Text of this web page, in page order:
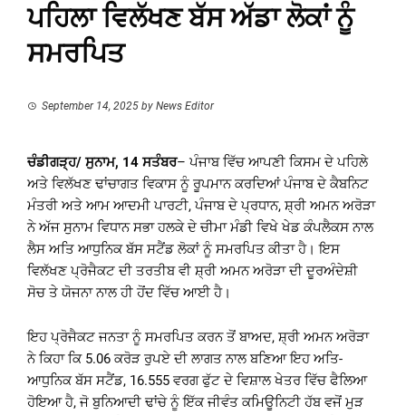
ਪਹਿਲਾ ਵਿਲੱਖਣ ਬੱਸ ਅੱਡਾ ਲੋਕਾਂ ਨੂੰ
ਸਮਰਪਿਤ
September 14, 2025 by News Editor
ਚੰਡੀਗੜ੍ਹ/ ਸੁਨਾਮ, 14 ਸਤੰਬਰ– ਪੰਜਾਬ ਵਿੱਚ ਆਪਣੀ ਕਿਸਮ ਦੇ ਪਹਿਲੇ
ਅਤੇ ਵਿਲੱਖਣ ਢਾਂਚਾਗਤ ਵਿਕਾਸ ਨੂੰ ਰੂਪਮਾਨ ਕਰਦਿਆਂ ਪੰਜਾਬ ਦੇ ਕੈਬਨਿਟ
ਮੰਤਰੀ ਅਤੇ ਆਮ ਆਦਮੀ ਪਾਰਟੀ, ਪੰਜਾਬ ਦੇ ਪ੍ਰਧਾਨ, ਸ਼੍ਰੀ ਅਮਨ ਅਰੋੜਾ
ਨੇ ਅੱਜ ਸੁਨਾਮ ਵਿਧਾਨ ਸਭਾ ਹਲਕੇ ਦੇ ਚੀਮਾ ਮੰਡੀ ਵਿਖੇ ਖੇਡ ਕੰਪਲੈਕਸ ਨਾਲ
ਲੈਸ ਅਤਿ ਆਧੁਨਿਕ ਬੱਸ ਸਟੈਂਡ ਲੋਕਾਂ ਨੂੰ ਸਮਰਪਿਤ ਕੀਤਾ ਹੈ। ਇਸ
ਵਿਲੱਖਣ ਪ੍ਰੋਜੈਕਟ ਦੀ ਤਰਤੀਬ ਵੀ ਸ਼੍ਰੀ ਅਮਨ ਅਰੋੜਾ ਦੀ ਦੂਰਅੰਦੇਸ਼ੀ
ਸੋਚ ਤੇ ਯੋਜਨਾ ਨਾਲ ਹੀ ਹੋਂਦ ਵਿੱਚ ਆਈ ਹੈ।
ਇਹ ਪ੍ਰੋਜੈਕਟ ਜਨਤਾ ਨੂੰ ਸਮਰਪਿਤ ਕਰਨ ਤੋਂ ਬਾਅਦ, ਸ਼੍ਰੀ ਅਮਨ ਅਰੋੜਾ
ਨੇ ਕਿਹਾ ਕਿ 5.06 ਕਰੋੜ ਰੁਪਏ ਦੀ ਲਾਗਤ ਨਾਲ ਬਣਿਆ ਇਹ ਅਤਿ-
ਆਧੁਨਿਕ ਬੱਸ ਸਟੈਂਡ, 16.555 ਵਰਗ ਫੁੱਟ ਦੇ ਵਿਸ਼ਾਲ ਖੇਤਰ ਵਿੱਚ ਫੈਲਿਆ
ਹੋਇਆ ਹੈ, ਜੋ ਬੁਨਿਆਦੀ ਢਾਂਚੇ ਨੂੰ ਇੱਕ ਜੀਵੰਤ ਕਮਿਊਨਿਟੀ ਹੱਬ ਵਜੋਂ ਮੁੜ